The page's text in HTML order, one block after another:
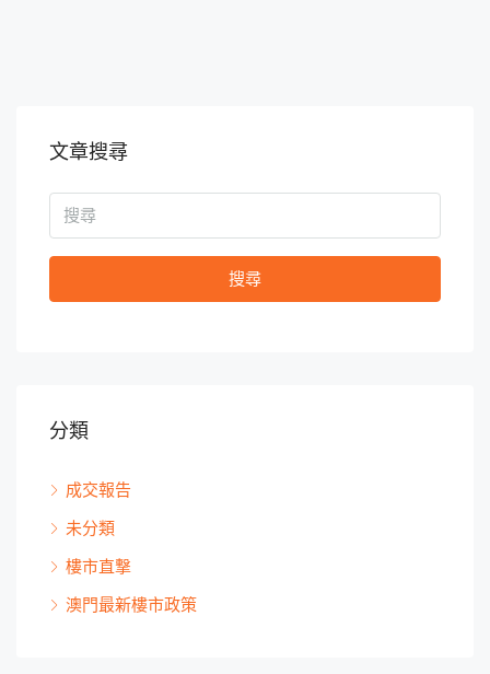
文章搜尋
搜尋
分類
成交報告
未分類
樓市直撃
澳門最新樓市政策